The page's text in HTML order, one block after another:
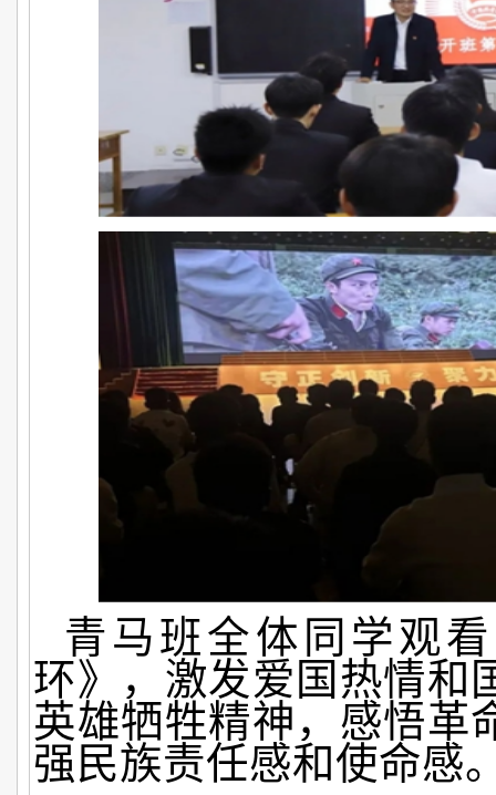
青马班全体同学观
环》，激发爱国热情和
英雄牺牲精神，感悟革
强民族责任感和使命感